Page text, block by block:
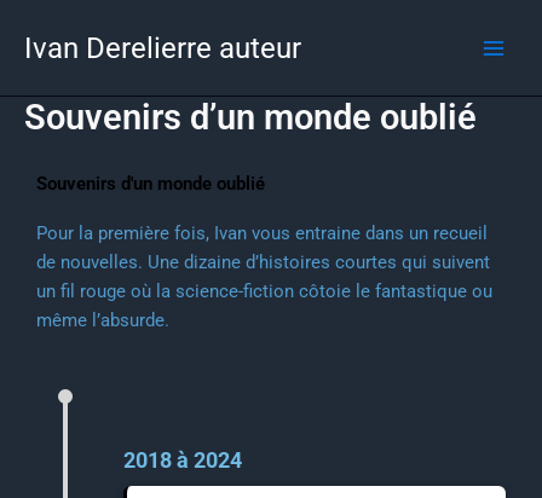
Ivan Derelierre auteur
Souvenirs d’un monde oublié
Souvenirs d'un monde oublié
Pour la première fois, Ivan vous entraine dans un recueil
de nouvelles. Une dizaine d’histoires courtes qui suivent
un fil rouge où la science-fiction côtoie le fantastique ou
même l’absurde.
2018 à 2024